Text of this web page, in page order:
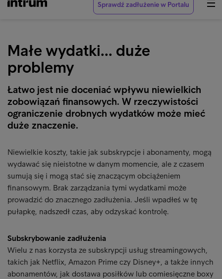
Sprawdź zadłużenie w Portalu
Małe wydatki... duże
problemy
Łatwo jest nie doceniać wpływu niewielkich
zobowiązań finansowych. W rzeczywistości
ograniczenie drobnych wydatków może mieć
duże znaczenie.
Niewielkie koszty, takie jak subskrypcje i abonamenty, mogą
wydawać się nieistotne w danym momencie, ale z czasem
sumują się i mogą stać się znaczącym obciążeniem
finansowym. Brak zarządzania tymi wydatkami może
prowadzić do znacznego zadłużenia. Jeśli wpadłeś w tę
pułapkę, nadszedł czas, aby odzyskać kontrolę.
Subskrybowanie zadłużenia
Wielu z nas korzysta ze subskrypcji usług streamingowych,
takich jak Netflix, Amazon Prime czy Disney+, a także innych
abonamentów, jak dostawa posiłków lub comiesięczne boxy